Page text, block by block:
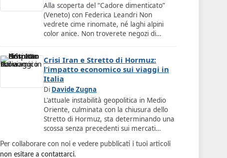
Alla scoperta del “Cadore dimenticato”
(Veneto) con Federica Leandri Non
vedrete cime rinomate, né laghi alpini
color anice. Non troverete negozi di…
Crisi Iran e Stretto di Hormuz:
l’impatto economico sui viaggi in
Italia
Di Davide Zugna
L'attuale instabilità geopolitica in Medio
Oriente, culminata con la chiusura dello
Stretto di Hormuz, sta determinando una
scossa senza precedenti sui mercati…
Per collaborare con noi e vedere pubblicati i tuoi articoli
non esitare a contattarci.